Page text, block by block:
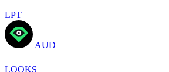
LPT
AUD
LOOKS